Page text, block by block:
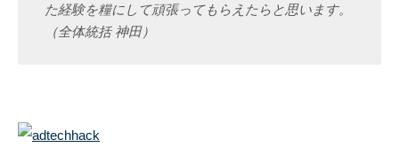
た経験を糧にして頑張ってもらえたらと思います。
（全体統括 神田）